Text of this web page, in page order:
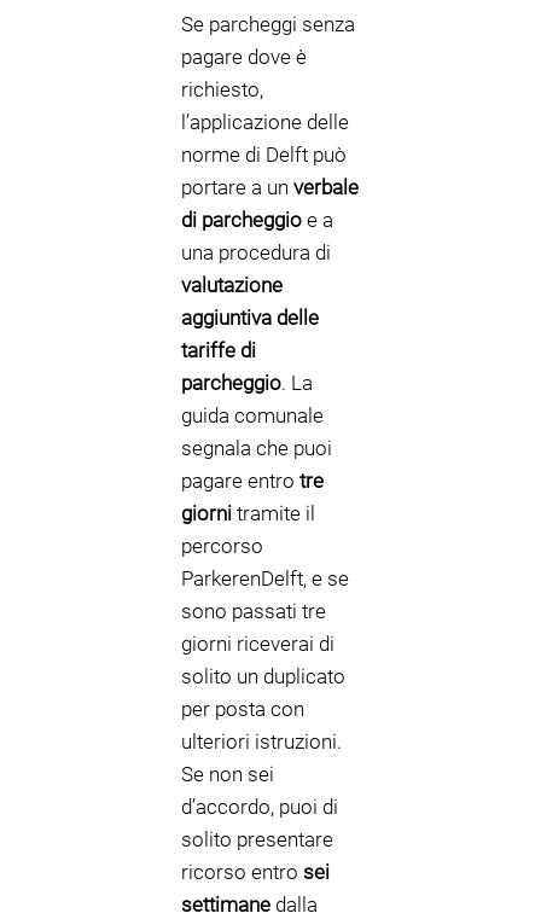
Se parcheggi senza
pagare dove è
richiesto,
l’applicazione delle
norme di Delft può
portare a un verbale
di parcheggio e a
una procedura di
valutazione
aggiuntiva delle
tariffe di
parcheggio. La
guida comunale
segnala che puoi
pagare entro tre
giorni tramite il
percorso
ParkerenDelft, e se
sono passati tre
giorni riceverai di
solito un duplicato
per posta con
ulteriori istruzioni.
Se non sei
d’accordo, puoi di
solito presentare
ricorso entro sei
settimane dalla